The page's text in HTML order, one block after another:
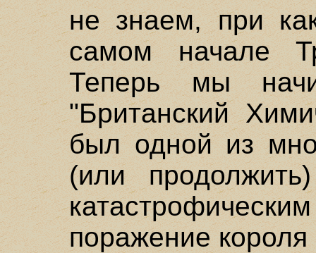
не знаем, при
самом начале
Теперь мы
"Британский
был одной из
(или
поражение